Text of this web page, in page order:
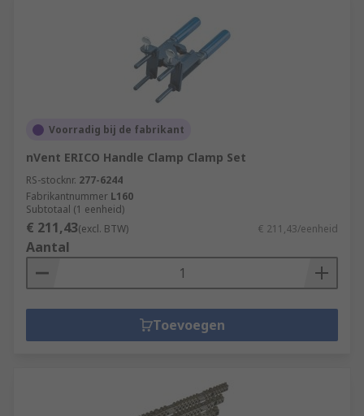
Voorradig bij de fabrikant
nVent ERICO Handle Clamp Clamp Set
RS-stocknr. 277-6244
Fabrikantnummer L160
Subtotaal (1 eenheid)
€ 211,43(excl. BTW) € 211,43/eenheid
Aantal
Toevoegen